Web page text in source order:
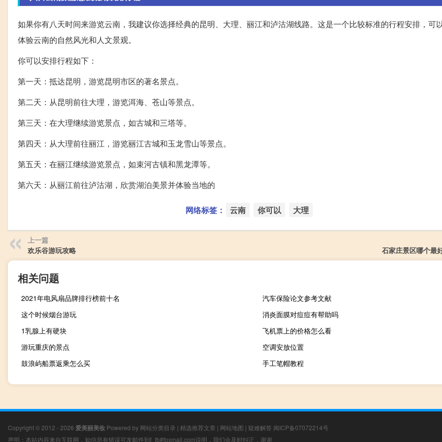
如果你有八天时间来游览云南，我建议你选择经典的昆明、大理、丽江和泸沽湖线路。这是一个比较标准的行程安排，可
体验云南的自然风光和人文景观。
你可以安排行程如下：
第一天：抵达昆明，游览昆明市区的著名景点。
第二天：从昆明前往大理，游览洱海、苍山等景点。
第三天：在大理继续游览景点，如古城和三塔等。
第四天：从大理前往丽江，游览丽江古城和玉龙雪山等景点。
第五天：在丽江继续游览景点，如束河古镇和黑龙潭等。
第六天：从丽江前往泸沽湖，欣赏湖泊美景并体验当地的
网络标签： 云南 你可以 大理
上一篇
欢乐谷游玩攻略
石家庄景区哪个最
相关问题
2021年电风扇品牌排行榜前十名
汽车保险论文参考文献
这个时候烟台游玩
消炎面膜对痘痘有帮助吗
1乳腺上有硬块
飞机票上的价格怎么看
游玩重庆的景点
空调安放位置
鼓浪屿船票返乘怎么买
手工笔帽教程
Copyright © 2012 - 2026 爱美丽美妆 Powered by 网站分类目录 | 精选推荐文章 | 网站地图 | 疑难解答 闽ICP备07072214号
声明：本站内容来自互联网，如信息有错误可发邮件到f_fb#foxmail.com说明，我们会及时纠正，谢谢